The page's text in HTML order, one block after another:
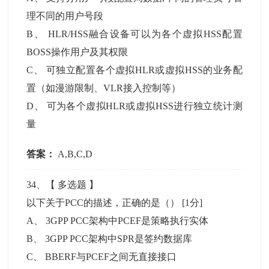
理不同的用户号段
B
HLR/HSS融合设备可以为各个虚拟HSS配置
BOSS操作用户及其权限
C
可独立配置各个虚拟HLR或虚拟HSS的业务配
置（如漫游限制、VLR接入控制等）
D
可为各个虚拟HLR或虚拟HSS进行独立统计测
量
答案： A,B,C,D
34 、【 多选题 】
以下关于PCC的描述，正确的是（） [1分]
A
、3GPP PCC架构中PCEF是策略执行实体
B 、3GPP PCC架构中SPR是签约数据库
C 、BBERF与PCEF之间无直接接口